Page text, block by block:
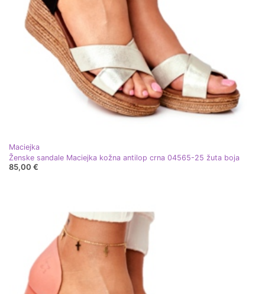
Maciejka
Ženske sandale Maciejka kožna antilop crna 04565-25 žuta boja
85,00 €